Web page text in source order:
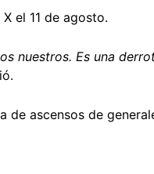
X el 11 de agosto.
nuestros. Es una
de ascensos de